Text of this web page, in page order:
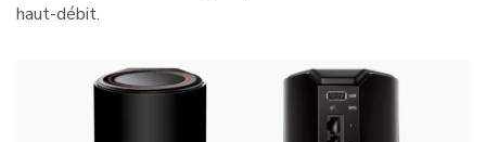
haut-débit.